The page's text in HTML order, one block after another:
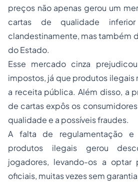
preços não apenas gerou um
cartas de qualidade
clandestinamente, mas também
do Estado.
Esse mercado cinza
impostos, já que produtos ilegais
a receita pública. Além disso, a
de cartas expôs os
qualidade e a possíveis fraudes.
A falta de regulamentação
produtos ilegais gerou
jogadores, levando-os a optar
oficiais, muitas vezes sem